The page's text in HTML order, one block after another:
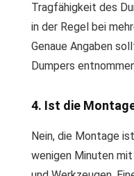
Tragfähigkeit des
in der Regel bei
Genaue Angaben
Dumpers
4. Ist die
Nein, die Montage
wenigen Minuten